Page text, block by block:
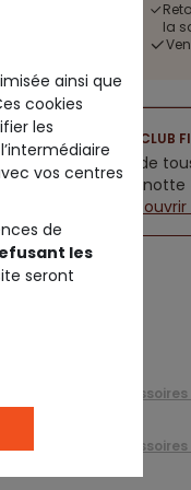
la
CLUB
5% de
cagnotte
ainsi que
cookies
les
vos centres
de
les
seront